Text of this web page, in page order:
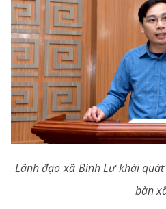
Lãnh đạo xã Bình Lư khái
bàn